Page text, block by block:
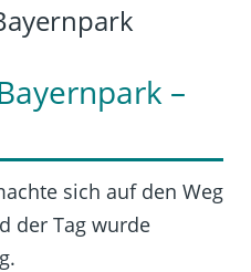
–
sich auf den Weg
der Tag wurde